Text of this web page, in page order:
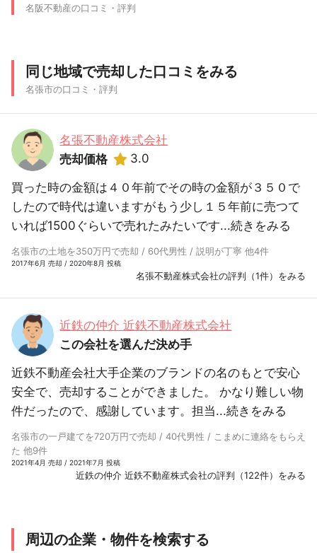
名阪不動産の口コミ・評判
同じ地域で売却した口コミをみる
名張市の口コミ・評判
名張不動産株式会社
売却価格
3.0
買った時の金額は４０年前でその時の金額が３５０で
したので時代は違いますがもう少し１５年前に売つて
いれば1500ぐらいで売れたみたいです...続きをみる
名張市の土地を350万円で売却 / 60代男性 / 説明が丁寧 他4件
2017年6月 売却 / 2020年8月 投稿
名張不動産株式会社の評判（1件）をみる
近鉄の仲介 近鉄不動産株式会社
この会社を選んだ決め手
近鉄不動産会社大手企業のブランドの名のもとで安心
安全で、売却することができました。 かなり難しい物
件だったので、感謝しています。担当...続きをみる
名張市の一戸建てを720万円で売却 / 40代男性 / こまめに連絡をもらえ
た 他9件
2021年4月 売却 / 2021年7月 投稿
近鉄の仲介 近鉄不動産株式会社の評判（122件）をみる
周辺の企業・物件を検索する